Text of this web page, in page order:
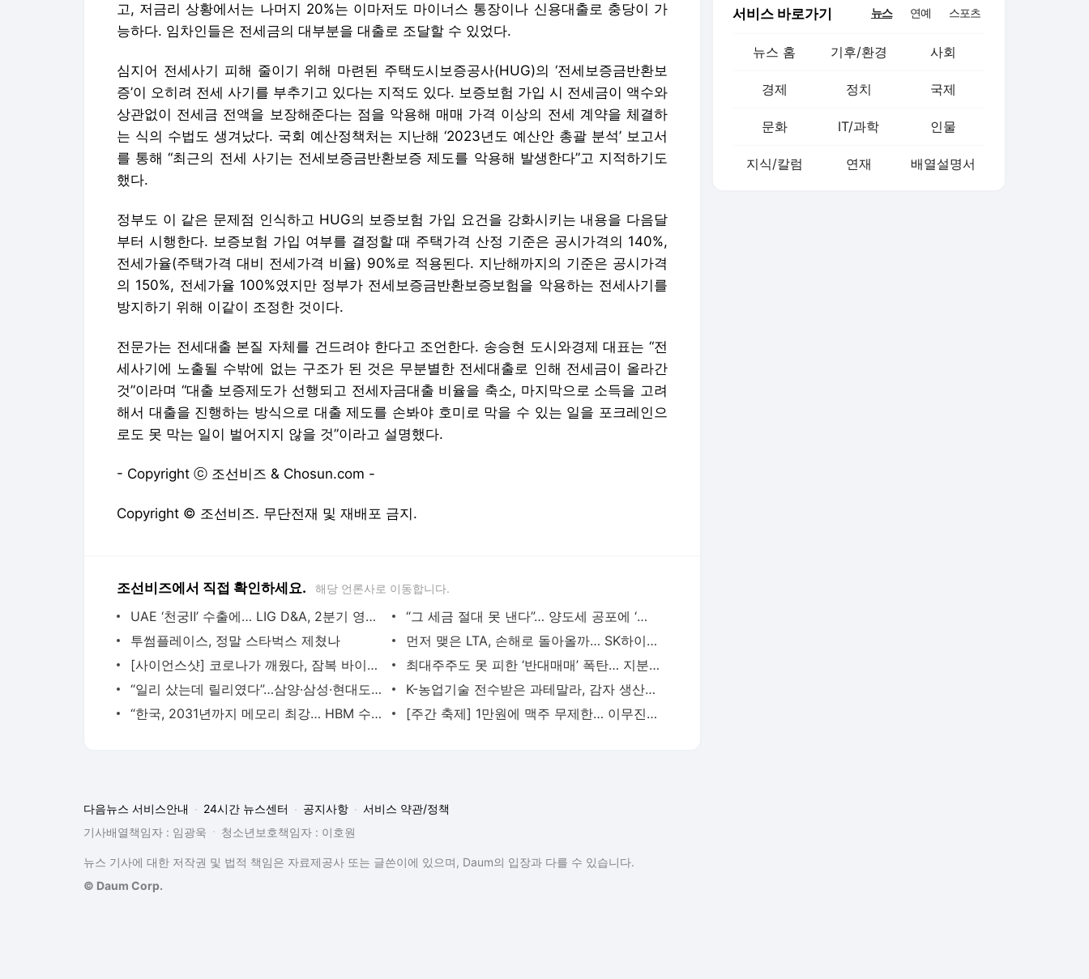
고, 저금리 상황에서는 나머지 20%는 이마저도 마이너스 통장이나 신용대출로 충당이 가
능하다. 임차인들은 전세금의 대부분을 대출로 조달할 수 있었다.
심지어 전세사기 피해 줄이기 위해 마련된 주택도시보증공사(HUG)의 ‘전세보증금반환보
증’이 오히려 전세 사기를 부추기고 있다는 지적도 있다. 보증보험 가입 시 전세금이 액수와
상관없이 전세금 전액을 보장해준다는 점을 악용해 매매 가격 이상의 전세 계약을 체결하
는 식의 수법도 생겨났다. 국회 예산정책처는 지난해 ‘2023년도 예산안 총괄 분석’ 보고서
를 통해 “최근의 전세 사기는 전세보증금반환보증 제도를 악용해 발생한다”고 지적하기도
했다.
정부도 이 같은 문제점 인식하고 HUG의 보증보험 가입 요건을 강화시키는 내용을 다음달
부터 시행한다. 보증보험 가입 여부를 결정할 때 주택가격 산정 기준은 공시가격의 140%,
전세가율(주택가격 대비 전세가격 비율) 90%로 적용된다. 지난해까지의 기준은 공시가격
의 150%, 전세가율 100%였지만 정부가 전세보증금반환보증보험을 악용하는 전세사기를
방지하기 위해 이같이 조정한 것이다.
전문가는 전세대출 본질 자체를 건드려야 한다고 조언한다. 송승현 도시와경제 대표는 “전
세사기에 노출될 수밖에 없는 구조가 된 것은 무분별한 전세대출로 인해 전세금이 올라간
것”이라며 “대출 보증제도가 선행되고 전세자금대출 비율을 축소, 마지막으로 소득을 고려
해서 대출을 진행하는 방식으로 대출 제도를 손봐야 호미로 막을 수 있는 일을 포크레인으
로도 못 막는 일이 벌어지지 않을 것”이라고 설명했다.
- Copyright ⓒ 조선비즈 & Chosun.com -
Copyright © 조선비즈. 무단전재 및 재배포 금지.
조선비즈에서 직접 확인하세요. 해당 언론사로 이동합니다.
UAE ‘천궁Ⅱ’ 수출에… LIG D&A, 2분기 영업익 30% 성장
“그 세금 절대 못 낸다”… 양도세 공포에 ‘제자리 갈아타기·교환 매매’ 꿈틀
투썸플레이스, 정말 스타벅스 제쳤나
먼저 맺은 LTA, 손해로 돌아올까… SK하이닉스, HBM 선점의 기회비용
[사이언스샷] 코로나가 깨웠다, 잠복 바이러스가 중증 유발
최대주주도 못 피한 ‘반대매매’ 폭탄… 지분율 42%에서 18%로 추락
“일리 샀는데 릴리였다”…삼양·삼성·현대도, 헷갈리는 제약·바이오 기업명
K-농업기술 전수받은 과테말라, 감자 생산성 21.9% 올랐다
“한국, 2031년까지 메모리 최강… HBM 수요처 다변화”
[주간 축제] 1만원에 맥주 무제한… 이무진·크라잉넛 뜨는 강진하맥축제
서비스 바로가기 뉴스 연예 스포츠
뉴스 홈 기후/환경 사회
경제 정치 국제
문화 IT/과학 인물
지식/칼럼 연재 배열설명서
다음뉴스 서비스안내 24시간 뉴스센터 공지사항
서비스 약관/정책
기사배열책임자 : 임광욱
청소년보호책임자 : 이호원
뉴스 기사에 대한 저작권 및 법적 책임은 자료제공사 또는 글쓴이에 있으며, Daum의 입장과 다를 수 있습니다.
© Daum Corp.